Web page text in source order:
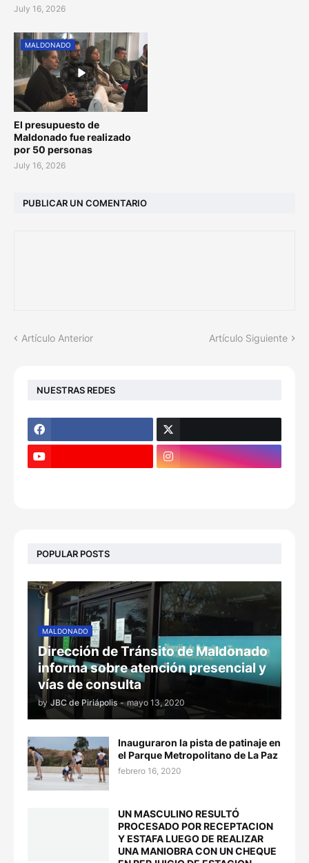
July 16, 2026
MALDONADO
El presupuesto de
Maldonado fue realizado
por 50 personas
July 16, 2026
PUBLICAR UN COMENTARIO
Artículo Anterior Artículo Siguiente
NUESTRAS REDES
POPULAR POSTS
MALDONADO
Dirección de Tránsito de Maldonado
informa sobre atención presencial y
vías de consulta
by JBC de Piriápolis - mayo 13, 2020
Inauguraron la pista de patinaje en
el Parque Metropolitano de La Paz
febrero 16, 2020
UN MASCULINO RESULTÓ
PROCESADO POR RECEPTACION
Y ESTAFA LUEGO DE REALIZAR
UNA MANIOBRA CON UN CHEQUE